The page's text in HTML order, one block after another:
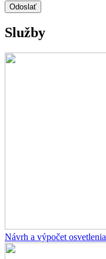
Odoslať
Služby
Návrh a výpočet osvetlenia